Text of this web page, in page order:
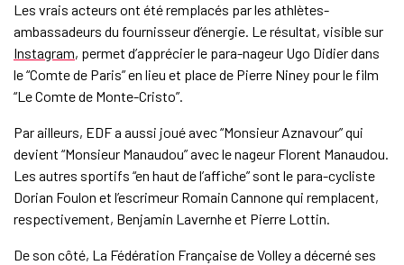
Les vrais acteurs ont été remplacés par les athlètes-
ambassadeurs du fournisseur d’énergie. Le résultat, visible sur
Instagram, permet d’apprécier le para-nageur Ugo Didier dans
le “Comte de Paris” en lieu et place de Pierre Niney pour le film
“Le Comte de Monte-Cristo”.
Par ailleurs, EDF a aussi joué avec “Monsieur Aznavour” qui
devient “Monsieur Manaudou” avec le nageur Florent Manaudou.
Les autres sportifs “en haut de l’affiche” sont le para-cycliste
Dorian Foulon et l’escrimeur Romain Cannone qui remplacent,
respectivement, Benjamin Lavernhe et Pierre Lottin.
De son côté, La Fédération Française de Volley a décerné ses